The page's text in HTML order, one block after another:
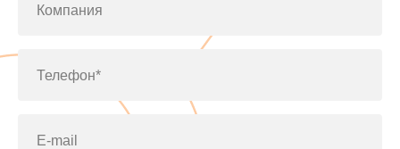
Компания
Телефон*
E-mail